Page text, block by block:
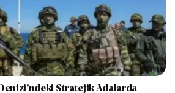
Stratejik Adalarda